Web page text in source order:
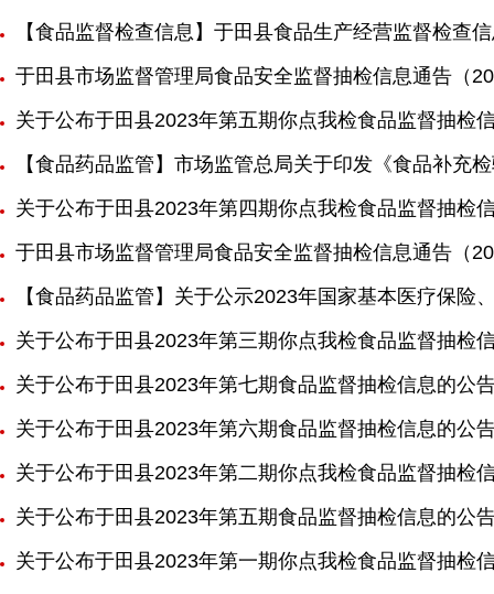
【食品监督检查信息】于田县食品生产经营监督检查
于田县市场监督管理局食品安全监督抽检信息通告（
关于公布于田县2023年第五期你点我检食品监督抽检
【食品药品监管】市场监管总局关于印发《食品补充
关于公布于田县2023年第四期你点我检食品监督抽检
于田县市场监督管理局食品安全监督抽检信息通告（
【食品药品监管】关于公示2023年国家基本医疗保
关于公布于田县2023年第三期你点我检食品监督抽检
关于公布于田县2023年第七期食品监督抽检信息的公
关于公布于田县2023年第六期食品监督抽检信息的公
关于公布于田县2023年第二期你点我检食品监督抽检
关于公布于田县2023年第五期食品监督抽检信息的公
关于公布于田县2023年第一期你点我检食品监督抽检